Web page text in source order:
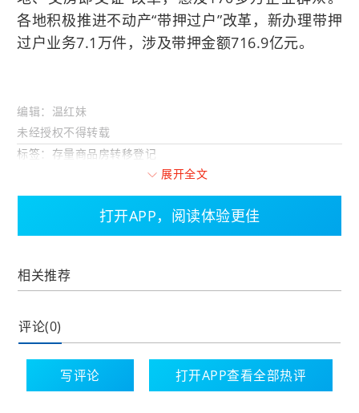
各地积极推进不动产“带押过户”改革，新办理带押
过户业务7.1万件，涉及带押金额716.9亿元。
编辑：温红妹
未经授权不得转载
标签：存量商品房转移登记
展开全文
打开APP，阅读体验更佳
相关推荐
评论(0)
写评论 打开APP查看全部热评